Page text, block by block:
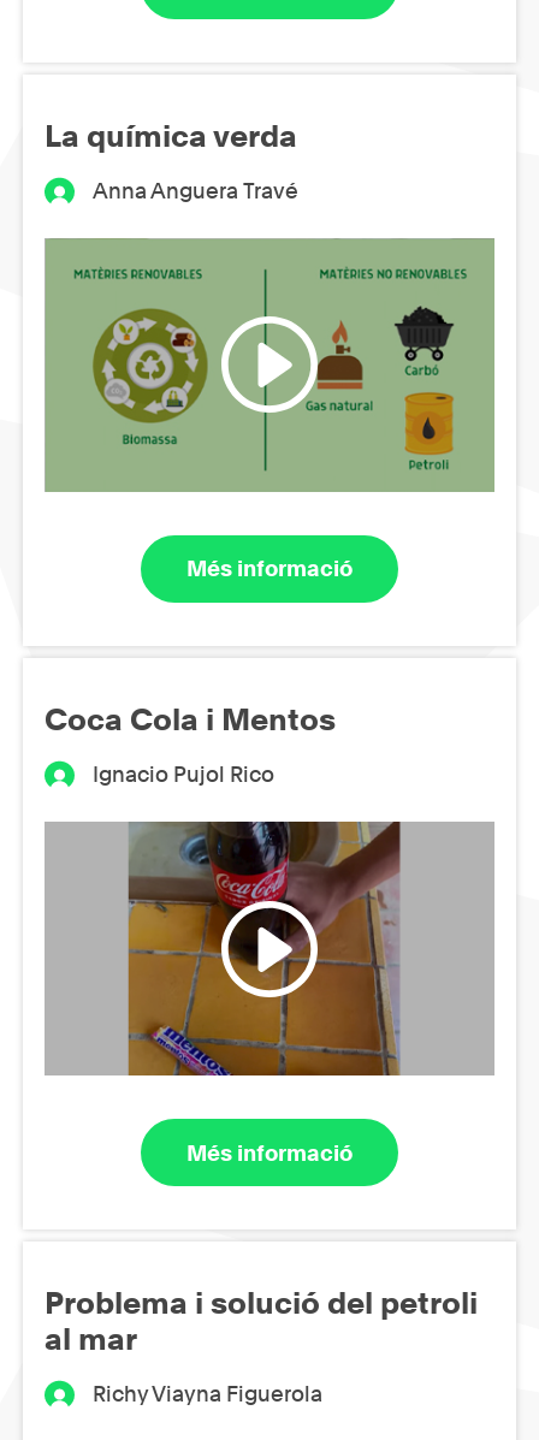
La química verda
Anna Anguera Travé
Més informació
Coca Cola i Mentos
Ignacio Pujol Rico
Més informació
Problema i solució del petroli
al mar
Richy Viayna Figuerola